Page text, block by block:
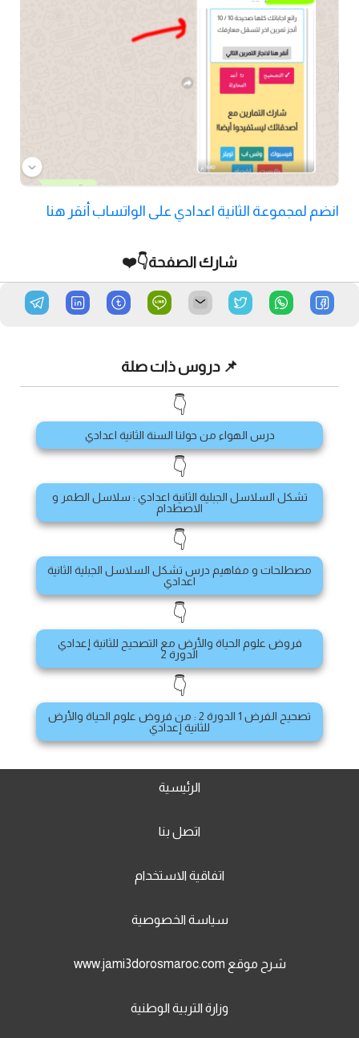
انضم لمجموعة الثانية اعدادي على الواتساب أنقر هنا
شارك الصفحة👇❤️
📌 دروس ذات صلة
👇
درس الهواء من حولنا السنة الثانية اعدادي
👇
تشكل السلاسل الجبلية الثانية اعدادي : سلاسل الطمر و
الاصطدام
👇
مصطلحات و مفاهيم درس تشكل السلاسل الجبلية الثانية
اعدادي
👇
فروض علوم الحياة والأرض مع التصحيح للثانية إعدادي
الدورة 2
👇
تصحيح الفرض 1 الدورة 2 : من فروض علوم الحياة والأرض
للثانية إعدادي
الرئيسية
اتصل بنا
اتفاقية الاستخدام
سياسة الخصوصية
شرح موقع www.jami3dorosmaroc.com
وزارة التربية الوطنية